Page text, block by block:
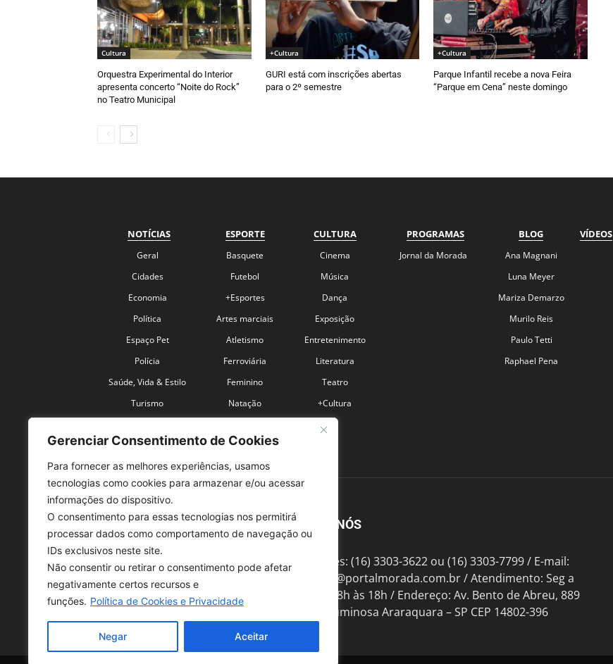
Gerenciar Consentimento de Cookies
Para fornecer as melhores experiências, usamos
tecnologias como cookies para armazenar e/ou acessar
informações do dispositivo.
O consentimento para essas tecnologias nos permitirá
processar dados como comportamento de navegação ou
IDs exclusivos neste site.
Não consentir ou retirar o consentimento pode afetar
negativamente certos recursos e
funções. Política de Cookies e Privacidade
Negar Aceitar
Cultura
Orquestra Experimental do Interior
apresenta concerto “Noite do Rock”
no Teatro Municipal
+Cultura
GURI está com inscrições abertas
para o 2º semestre
+Cultura
Parque Infantil recebe a nova Feira
“Parque em Cena” neste domingo
NOTÍCIAS
Geral
Cidades
Economia
Política
Espaço Pet
Polícia
Saúde, Vida & Estilo
Turismo
ESPORTE
Basquete
Futebol
+Esportes
Artes marciais
Atletismo
Ferroviária
Feminino
Natação
CULTURA
Cinema
Música
Dança
Exposição
Entretenimento
Literatura
Teatro
+Cultura
PROGRAMAS
Jornal da Morada
BLOG
Ana Magnani
Luna Meyer
Mariza Demarzo
Murilo Reis
Paulo Tetti
Raphael Pena
VÍDEOS
SOBRE NÓS
Telefones: (16) 3303-3622 ou (16) 3303-7799 / E-mail:
contato@portalmorada.com.br/ Atendimento: Seg a
Sex das 8h às 18h / Endereço: Av. Bento de Abreu, 889
Fonte Luminosa Araraquara – SP CEP 14802-396